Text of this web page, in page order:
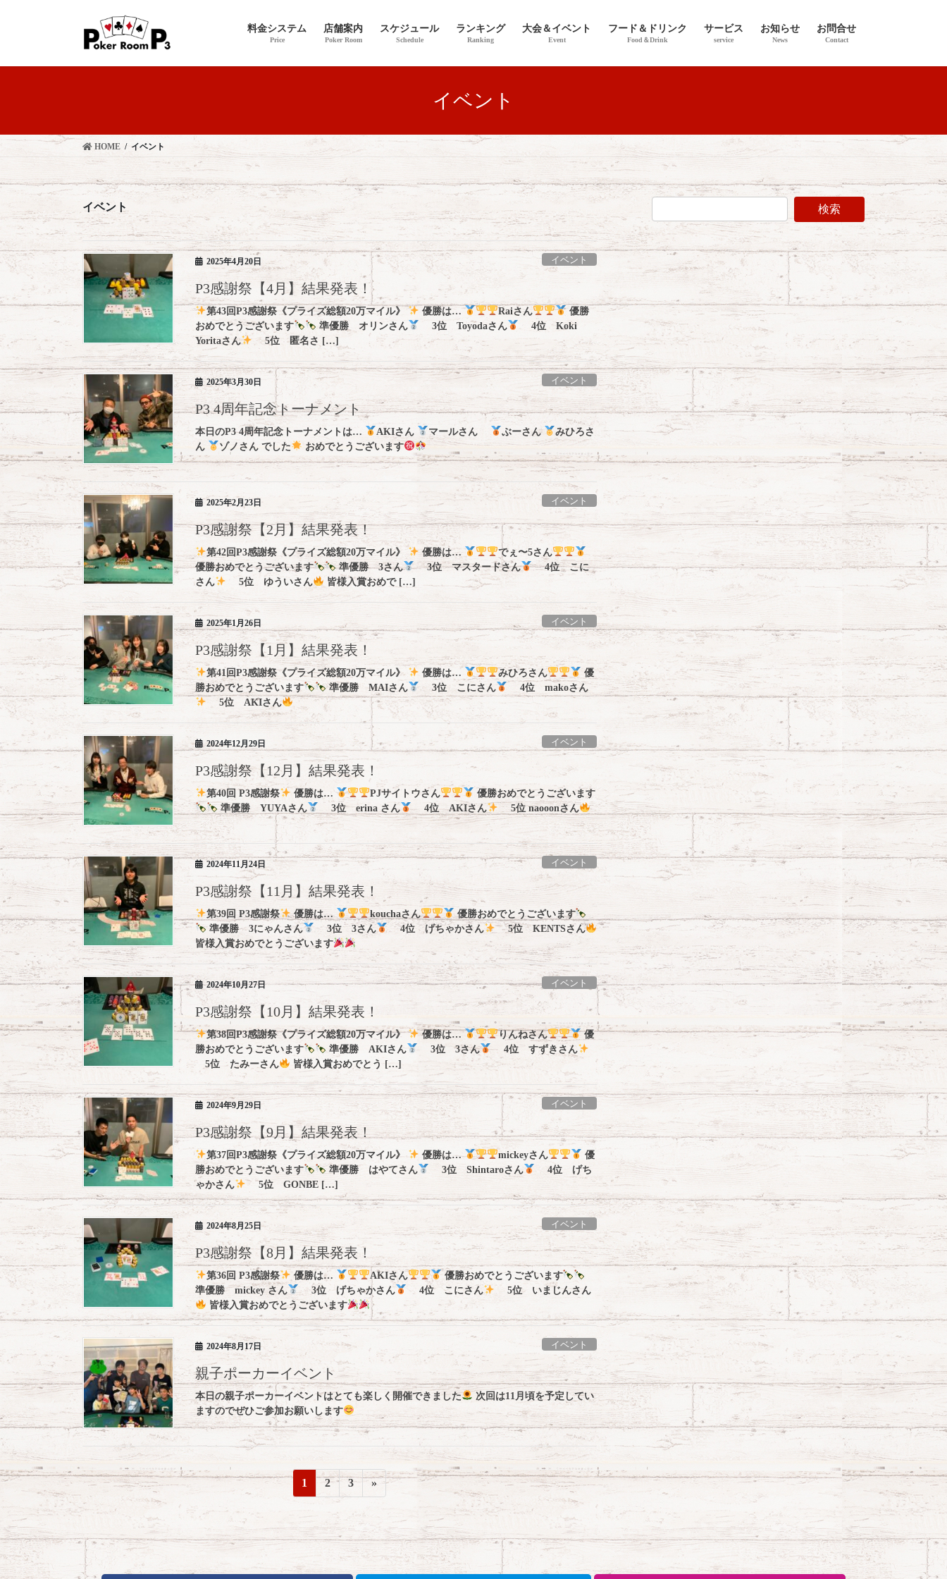
料金システム
Price
店舗案内
Poker Room
スケジュール
Schedule
ランキング
Ranking
大会＆イベント
Event
フード＆ドリンク
Food＆Drink
サービス
service
お知らせ
News
お問合せ
Contact
イベント
HOME イベント
イベント
2025年4月20日 イベント
P3感謝祭【4月】結果発表！
第43回P3感謝祭《プライズ総額20万マイル》 優勝は… Raiさん
優勝
おめでとうございます
準優勝 オリンさん 3位 Toyodaさん
4位 Koki
Yoritaさん
5位 匿名さ […]
2025年3月30日 イベント
P3 4周年記念トーナメント
本日のP3 4周年記念トーナメントは… AKIさん マールさん ぶーさん
みひろさ
ん
ゾノさん でした おめでとうございます
2025年2月23日 イベント
P3感謝祭【2月】結果発表！
第42回P3感謝祭《プライズ総額20万マイル》 優勝は…
でぇ〜5さん
優勝おめでとうございます
準優勝 3さん 3位 マスタードさん
4位 こに
さん
5位 ゆういさん 皆様入賞おめで […]
2025年1月26日 イベント
P3感謝祭【1月】結果発表！
第41回P3感謝祭《プライズ総額20万マイル》 優勝は… みひろさん
優
勝おめでとうございます
準優勝 MAIさん 3位 こにさん
4位 makoさん
5位 AKIさん
2024年12月29日 イベント
P3感謝祭【12月】結果発表！
第40回 P3感謝祭 優勝は… PJサイトウさん
優勝おめでとうございます
準優勝 YUYAさん
3位 erina さん 4位 AKIさん 5位 naooonさん
2024年11月24日 イベント
P3感謝祭【11月】結果発表！
第39回 P3感謝祭 優勝は… kouchaさん
優勝おめでとうございます
準優勝 3にゃんさん
3位 3さん 4位 げちゃかさん
5位 KENTSさん
皆様入賞おめでとうございます
2024年10月27日 イベント
P3感謝祭【10月】結果発表！
第38回P3感謝祭《プライズ総額20万マイル》 優勝は… りんねさん
優
勝おめでとうございます
準優勝 AKIさん 3位 3さん
4位 すずきさん
5位 たみーさん
皆様入賞おめでとう […]
2024年9月29日 イベント
P3感謝祭【9月】結果発表！
第37回P3感謝祭《プライズ総額20万マイル》 優勝は… mickeyさん
優
勝おめでとうございます
準優勝 はやてさん 3位 Shintaroさん
4位 げち
ゃかさん
5位 GONBE […]
2024年8月25日 イベント
P3感謝祭【8月】結果発表！
第36回 P3感謝祭 優勝は… AKIさん
優勝おめでとうございます
準優勝 mickey さん
3位 げちゃかさん 4位 こにさん
5位 いまじんさん
皆様入賞おめでとうございます
2024年8月17日 イベント
親子ポーカーイベント
本日の親子ポーカーイベントはとても楽しく開催できました
次回は11月頃を予定してい
ますのでぜひご参加お願いします
投
稿
ビ
ゲ
固
定
ー
1
固
定
ペ
ー
2
固
定
ー
ジ
3 »